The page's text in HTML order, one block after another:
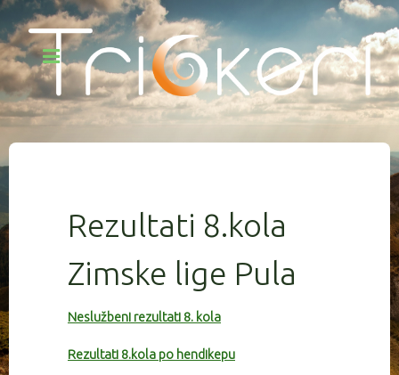
Rezultati 8.kola
Zimske lige Pula
Neslužbeni rezultati 8. kola
Rezultati 8.kola po hendikepu